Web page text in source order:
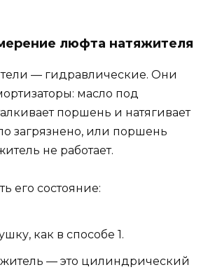
люфта натяжителя
— гидравлические. Они
масло под
поршень и натягивает
загрязнено, или поршень
не работает.
его состояние:
как в способе 1.
— это цилиндрический